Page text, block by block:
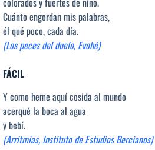
Cuánto engordan mis palabras,
él qué poco, cada día.
(Los peces del duelo, Evohé)
FÁCIL
Y como heme aquí cosida al mundo
acerqué la boca al agua
y bebí.
(Arritmias, Instituto de Estudios Bercianos)